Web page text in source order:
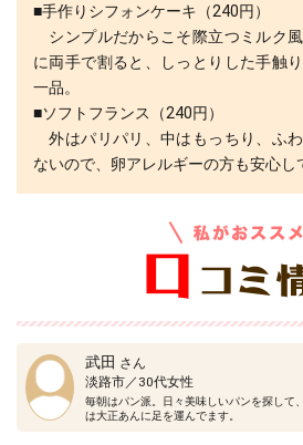
■手作りシフォンケーキ（240円）
シンプルだからこそ際立つミルク
に両手で割ると、しっとりした手触
一品。
■ソフトフランス（240円）
外はパリパリ、中はもっちり、ふ
ないので、卵アレルギーの方も安心し
武田 さん
淡路市／30代女性
毎朝はパン派。日々美味しいパンを探して
は大正あんに足を運んでます。